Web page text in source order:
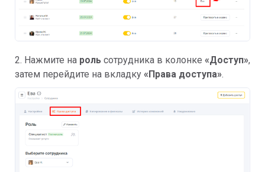
2. Нажмите на роль сотрудника в колонке «Доступ»,
затем перейдите на вкладку «Права доступа».